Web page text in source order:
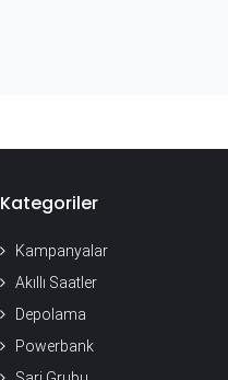
Kategoriler
Kampanyalar
Akıllı Saatler
Depolama
Powerbank